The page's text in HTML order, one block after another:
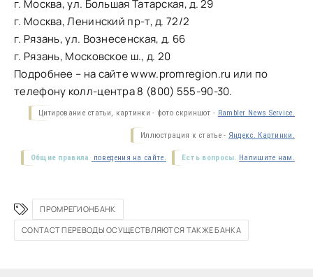
г. Москва, ул. Большая Татарская, д. 29
г. Москва, Ленинский пр-т, д. 72/2
г. Рязань, ул. Вознесенская, д. 66
г. Рязань, Московское ш., д. 20
Подробнее – на сайте www.promregion.ru или по
телефону колл-центра 8 (800) 555-90-30.
Цитирование статьи, картинки - фото скриншот - Rambler News Service.
Иллюстрация к статье - Яндекс. Картинки.
Есть вопросы. Напишите нам.
Общие правила поведения на сайте.
ПРОМРЕГИОНБАНК
CONTACT ПЕРЕВОДЫ ОСУЩЕСТВЛЯЮТСЯ ТАКЖЕ БАНКА